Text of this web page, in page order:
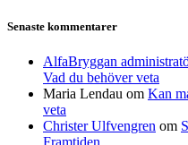
Senaste kommentarer
AlfaBryggan
Vad du behöver veta
Maria Lendau om Kan
veta
Christer Ulfvengren om
Framtiden